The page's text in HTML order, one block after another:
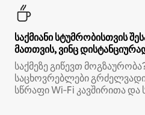
საქმიანი სტუმრობისთვის
მათთვის, ვინც
საქმეზე გიწევთ
საცხოვრებლები
სწრაფი Wi‑Fi კავშირითა და